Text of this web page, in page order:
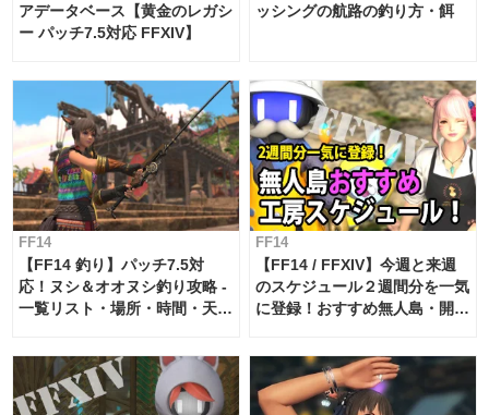
アデータベース【黄金のレガシ
ー パッチ7.5対応 FFXIV】
ッシングの航路の釣り方・餌
FF14
【FF14 釣り】パッチ7.5対
応！ヌシ＆オオヌシ釣り攻略 -
一覧リスト・場所・時間・天
FF14
【FF14 / FFXIV】今週と来週
のスケジュール２週間分を一気
に登録！おすすめ無人島・開拓